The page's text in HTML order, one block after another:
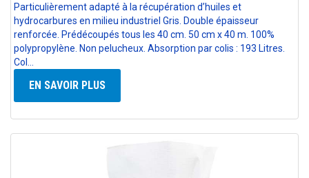
Particulièrement adapté à la récupération d’huiles et
hydrocarbures en milieu industriel Gris. Double épaisseur
renforcée. Prédécoupés tous les 40 cm. 50 cm x 40 m. 100%
polypropylène. Non pelucheux. Absorption par colis : 193 Litres.
Col…
EN SAVOIR PLUS